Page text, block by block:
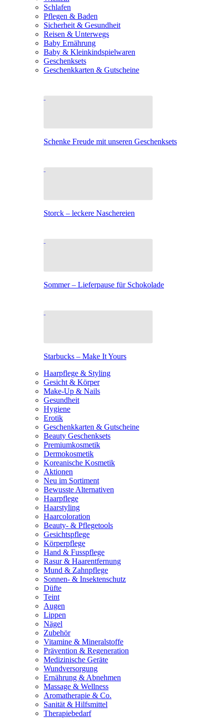
Schlafen
Pflegen & Baden
Sicherheit & Gesundheit
Reisen & Unterwegs
Baby Ernährung
Baby & Kleinkindspielwaren
Geschenksets
Geschenkkarten & Gutscheine
Schenke Freude mit unseren Geschenksets
Storck – leckere Naschereien
Sommer – Lieferpause für Schokolade
Starbucks – Make It Yours
Haarpflege & Styling
Gesicht & Körper
Make-Up & Nails
Gesundheit
Hygiene
Erotik
Geschenkkarten & Gutscheine
Beauty Geschenksets
Premiumkosmetik
Dermokosmetik
Koreanische Kosmetik
Aktionen
Neu im Sortiment
Bewusste Alternativen
Haarpflege
Haarstyling
Haarcoloration
Beauty- & Pflegetools
Gesichtspflege
Körperpflege
Hand & Fusspflege
Rasur & Haarentfernung
Mund & Zahnpflege
Sonnen- & Insektenschutz
Düfte
Teint
Augen
Lippen
Nägel
Zubehör
Vitamine & Mineralstoffe
Prävention & Regeneration
Medizinische Geräte
Wundversorgung
Ernährung & Abnehmen
Massage & Wellness
Aromatherapie & Co.
Sanität & Hilfsmittel
Therapiebedarf